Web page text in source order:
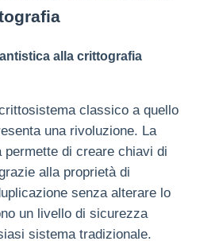
alla crittografia
classico a quello
una rivoluzione. La
di creare chiavi di
alla proprietà di
senza alterare lo
un livello di sicurezza
sistema tradizionale.